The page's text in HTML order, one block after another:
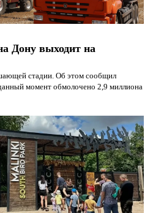
Дону выходит на
стадии. Об этом сообщил
момент обмолочено 2,9 миллиона